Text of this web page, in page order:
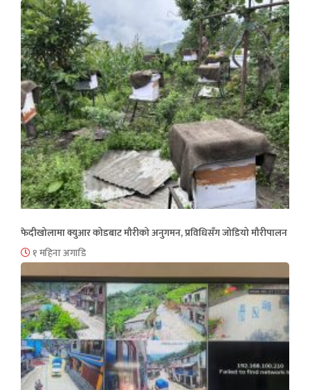
फेदीखोलामा क्युआर कोडबाट मौरीको अनुगमन, प्रविधिसँग जोडियो मौरीपालन
१ महिना अगाडि